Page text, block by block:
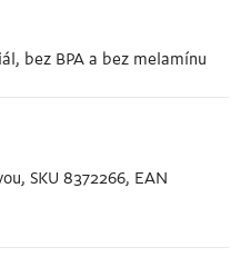
bez BPA a bez melamínu
SKU 8372266, EAN